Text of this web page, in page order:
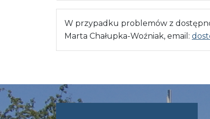
W przypadku problemów z
Marta Chałupka-Woźniak, email: